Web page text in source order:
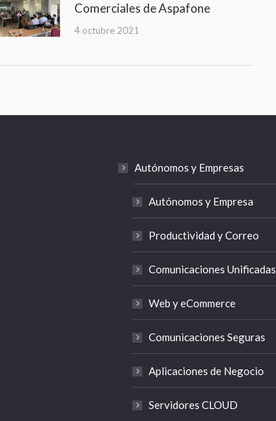
Comerciales de Aspafone
4 octubre 2021
Autónomos y Empresas
Autónomos y Empresa
Productividad y Correo
Comunicaciones Unificadas
Web y eCommerce
Comunicaciones Seguras
Aplicaciones de Negocio
Servidores CLOUD